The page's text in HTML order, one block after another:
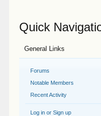
Quick
General Links
Forums
Notable Members
Recent Activity
Log in or Sign up